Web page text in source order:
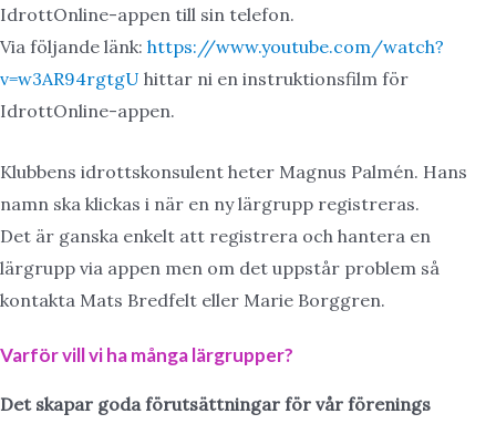
IdrottOnline-appen till sin telefon.
Via följande länk: https://www.youtube.com/watch?
v=w3AR94rgtgU hittar ni en instruktionsfilm för
IdrottOnline-appen.
Klubbens idrottskonsulent heter Magnus Palmén. Hans
namn ska klickas i när en ny lärgrupp registreras.
Det är ganska enkelt att registrera och hantera en
lärgrupp via appen men om det uppstår problem så
kontakta Mats Bredfelt eller Marie Borggren.
Varför vill vi ha många lärgrupper?
Det skapar goda förutsättningar för vår förenings